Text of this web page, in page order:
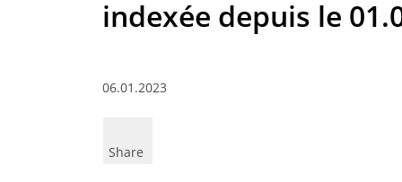
indexée depuis le
06.01.2023
Share